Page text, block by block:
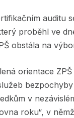
auditu
proběhl ve
obstála na
orientace
v
roku“, v